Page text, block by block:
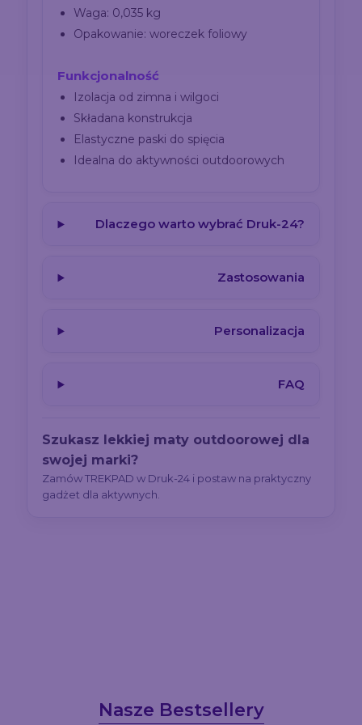
Waga: 0,035 kg
Opakowanie: woreczek foliowy
Funkcjonalność
Izolacja od zimna i wilgoci
Składana konstrukcja
Elastyczne paski do spięcia
Idealna do aktywności outdoorowych
Dlaczego warto wybrać Druk-24?
Zastosowania
Personalizacja
FAQ
Szukasz lekkiej maty outdoorowej dla
swojej marki?
Zamów TREKPAD w Druk-24 i postaw na praktyczny
gadżet dla aktywnych.
Nasze Bestsellery